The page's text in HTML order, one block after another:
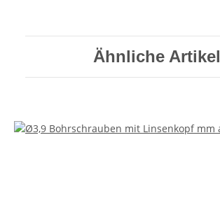
Ähnliche Artikel